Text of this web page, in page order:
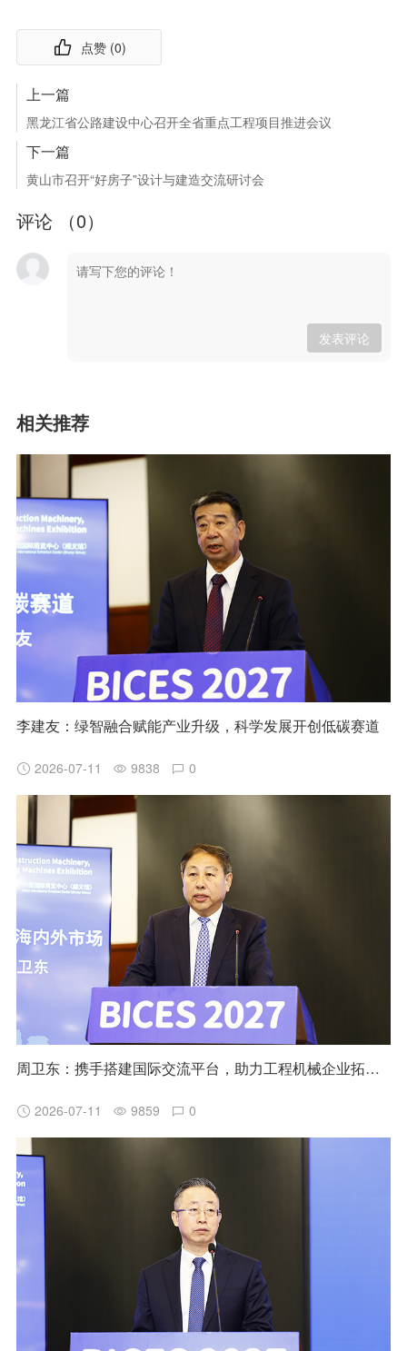
点赞 (0)
上一篇
黑龙江省公路建设中心召开全省重点工程项目推进会议
下一篇
黄山市召开“好房子”设计与建造交流研讨会
评论 （0）
发表评论
相关推荐
李建友：绿智融合赋能产业升级，科学发展开创低碳赛道
2026-07-11 9838 0
周卫东：携手搭建国际交流平台，助力工程机械企业拓展海内外市场
2026-07-11 9859 0